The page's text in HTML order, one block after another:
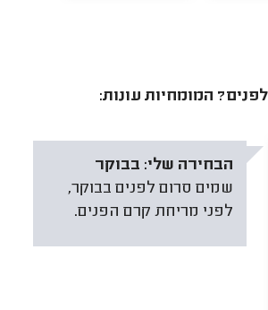
המומחיות עונות:
הבחירה שלי: בבוקר
שמים סרום לפנים בבוקר,
לפני מריחת קרם הפנים.